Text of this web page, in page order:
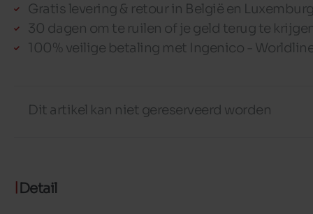
Gratis levering & retour in België en
30 dagen om te ruilen of je geld terug te
100% veilige betaling met Ingenico -
Dit artikel kan niet gereserveerd worden
Detail